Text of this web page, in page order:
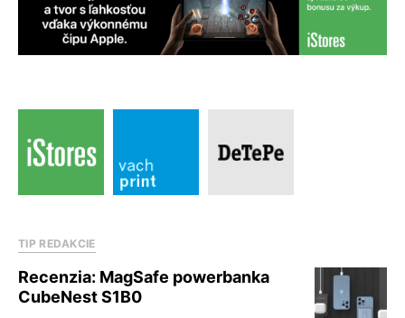
TIP REDAKCIE
Recenzia: MagSafe powerbanka
CubeNest S1B0